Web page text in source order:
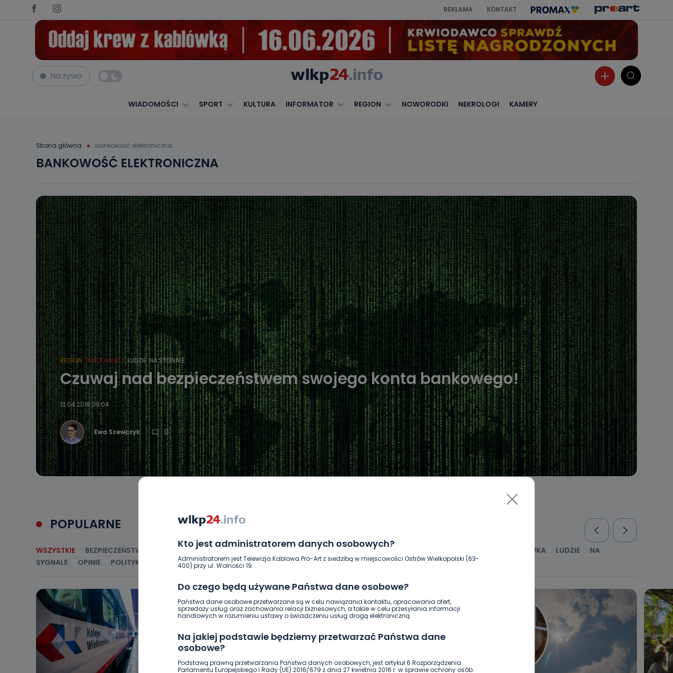
REKLAMA KONTAKT
Na żywo
WIADOMOŚCI SPORT KULTURA INFORMATOR REGION NOWORODKI NEKROLOGI KAMERY
Strona główna bankowość elektroniczna
Kto jest administratorem danych osobowych?
Administratorem jest Telewizja Kablowa Pro-Art z siedzibą w miejscowości Ostrów Wielkopolski (63-
400) przy ul. Wolności 19.
Do czego będą używane Państwa dane osobowe?
Państwa dane osobowe przetwarzane są w celu nawiązania kontaktu, opracowania ofert,
sprzedaży usług oraz zachowania relacji biznesowych, a także w celu przesyłania informacji
handlowych w rozumieniu ustawy o świadczeniu usług drogą elektroniczną.
Na jakiej podstawie będziemy przetwarzać Państwa dane
osobowe?
Podstawą prawną przetwarzania Państwa danych osobowych, jest artykuł 6 Rozporządzenia
Parlamentu Europejskiego i Rady (UE) 2016/679 z dnia 27 kwietnia 2016 r. w sprawie ochrony osób
BANKOWOŚĆ ELEKTRONICZNA
REGION WIADOMOŚCI LUDZIE NA SYGNALE
Czuwaj nad bezpieczeństwem swojego konta bankowego!
13.04.2018 09:04
Ewa Szewczyk 0
POPULARNE
WSZYSTKIE BEZPIECZEŃSTWO CIEKAWOSTKI GOSPODARKA I FINANSE HISTORIA KULTURA I ROZRYWKA LUDZIE
NA
SYGNALE
OPINIE POLITYKA RELIGIA SAMORZĄD ŚRODOWISKO WASZE INFO WSZYSTKICH ŚWIĘTYCH WYWIADY